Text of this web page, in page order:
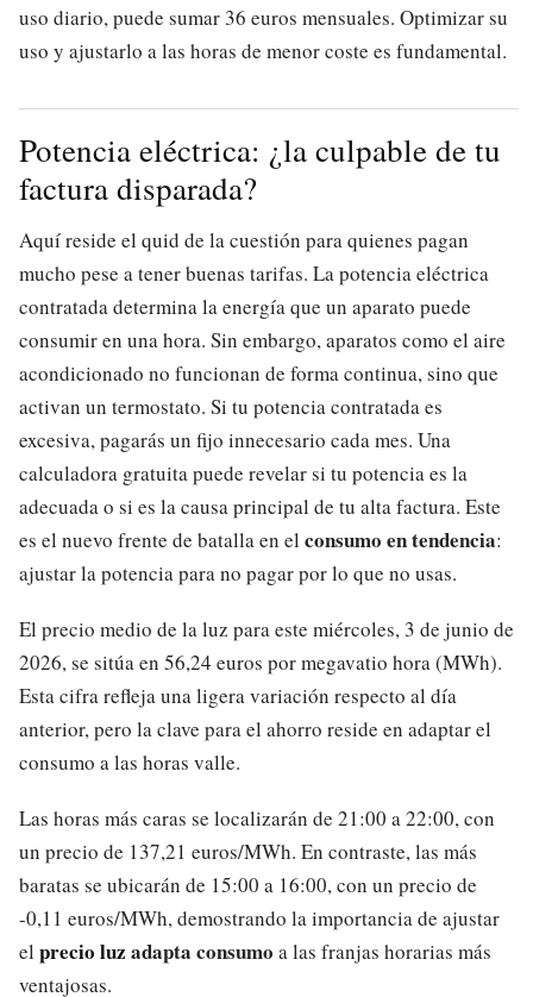
uso diario, puede sumar 36 euros mensuales. Optimizar su
uso y ajustarlo a las horas de menor coste es fundamental.
Potencia eléctrica: ¿la culpable de tu
factura disparada?
Aquí reside el quid de la cuestión para quienes pagan
mucho pese a tener buenas tarifas. La potencia eléctrica
contratada determina la energía que un aparato puede
consumir en una hora. Sin embargo, aparatos como el aire
acondicionado no funcionan de forma continua, sino que
activan un termostato. Si tu potencia contratada es
excesiva, pagarás un fijo innecesario cada mes. Una
calculadora gratuita puede revelar si tu potencia es la
adecuada o si es la causa principal de tu alta factura. Este
es el nuevo frente de batalla en el consumo en tendencia:
ajustar la potencia para no pagar por lo que no usas.
El precio medio de la luz para este miércoles, 3 de junio de
2026, se sitúa en 56,24 euros por megavatio hora (MWh).
Esta cifra refleja una ligera variación respecto al día
anterior, pero la clave para el ahorro reside en adaptar el
consumo a las horas valle.
Las horas más caras se localizarán de 21:00 a 22:00, con
un precio de 137,21 euros/MWh. En contraste, las más
baratas se ubicarán de 15:00 a 16:00, con un precio de
-0,11 euros/MWh, demostrando la importancia de ajustar
el precio luz adapta consumo a las franjas horarias más
ventajosas.